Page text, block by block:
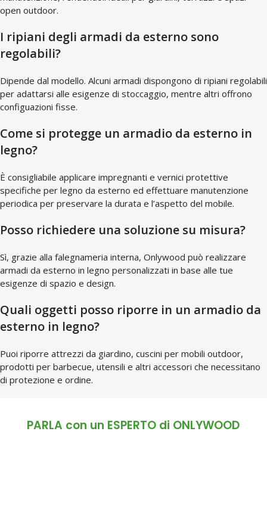
open outdoor.
I ripiani degli armadi da esterno sono
regolabili?
Dipende dal modello. Alcuni armadi dispongono di ripiani regolabili
per adattarsi alle esigenze di stoccaggio, mentre altri offrono
configuazioni fisse.
Come si protegge un armadio da esterno in
legno?
È consigliabile applicare impregnanti e vernici protettive
specifiche per legno da esterno ed effettuare manutenzione
periodica per preservare la durata e l’aspetto del mobile.
Posso richiedere una soluzione su misura?
Sì, grazie alla falegnameria interna, Onlywood può realizzare
armadi da esterno in legno personalizzati in base alle tue
esigenze di spazio e design.
Quali oggetti posso riporre in un armadio da
esterno in legno?
Puoi riporre attrezzi da giardino, cuscini per mobili outdoor,
prodotti per barbecue, utensili e altri accessori che necessitano
di protezione e ordine.
PARLA con un ESPERTO di ONLYWOOD